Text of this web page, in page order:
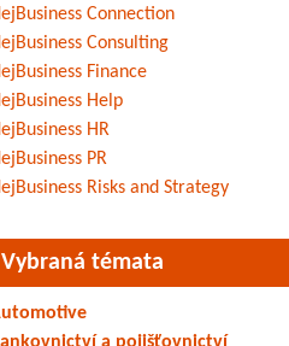
Connection
Consulting
Finance
Help
HR
PR
Risks and Strategy
Vybraná témata